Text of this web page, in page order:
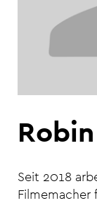
Seit 2018